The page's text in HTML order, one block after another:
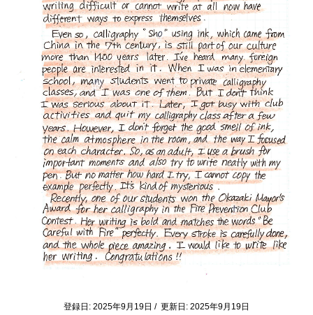
登録日: 2025年9月19日 / 更新日: 2025年9月19日